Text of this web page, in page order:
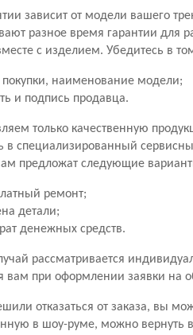
зависит от модели вашего
разное время гарантии для
с изделием. Убедитесь в
покупки, наименование модели;
и подпись продавца.
только качественную
в специализированный
предложат следующие
ремонт;
детали;
денежных средств.
рассматривается
вам при оформлении заявки на
отказаться от заказа, вы
в шоу-руме, можно вернуть